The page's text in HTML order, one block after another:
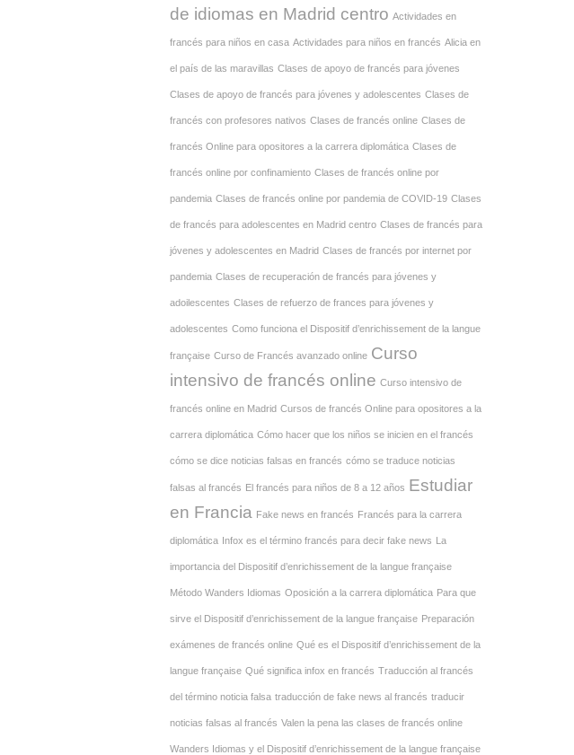
de idiomas en Madrid centro Actividades en
francés para niños en casa Actividades para niños en francés Alicia en
el país de las maravillas Clases de apoyo de francés para jóvenes
Clases de apoyo de francés para jóvenes y adolescentes Clases de
francés con profesores nativos Clases de francés online Clases de
francés Online para opositores a la carrera diplomática Clases de
francés online por confinamiento Clases de francés online por
pandemia Clases de francés online por pandemia de COVID-19 Clases
de francés para adolescentes en Madrid centro Clases de francés para
jóvenes y adolescentes en Madrid Clases de francés por internet por
pandemia Clases de recuperación de francés para jóvenes y
adoilescentes Clases de refuerzo de frances para jóvenes y
adolescentes Como funciona el Dispositif d’enrichissement de la langue
française Curso de Francés avanzado online Curso
intensivo de francés online Curso intensivo de
francés online en Madrid Cursos de francés Online para opositores a la
carrera diplomática Cómo hacer que los niños se inicien en el francés
cómo se dice noticias falsas en francés cómo se traduce noticias
falsas al francés El francés para niños de 8 a 12 años Estudiar
en Francia Fake news en francés Francés para la carrera
diplomática Infox es el término francés para decir fake news La
importancia del Dispositif d’enrichissement de la langue française
Método Wanders Idiomas Oposición a la carrera diplomática Para que
sirve el Dispositif d’enrichissement de la langue française Preparación
exámenes de francés online Qué es el Dispositif d’enrichissement de la
langue française Qué significa infox en francés Traducción al francés
del término noticia falsa traducción de fake news al francés traducir
noticias falsas al francés Valen la pena las clases de francés online
Wanders Idiomas y el Dispositif d’enrichissement de la langue française